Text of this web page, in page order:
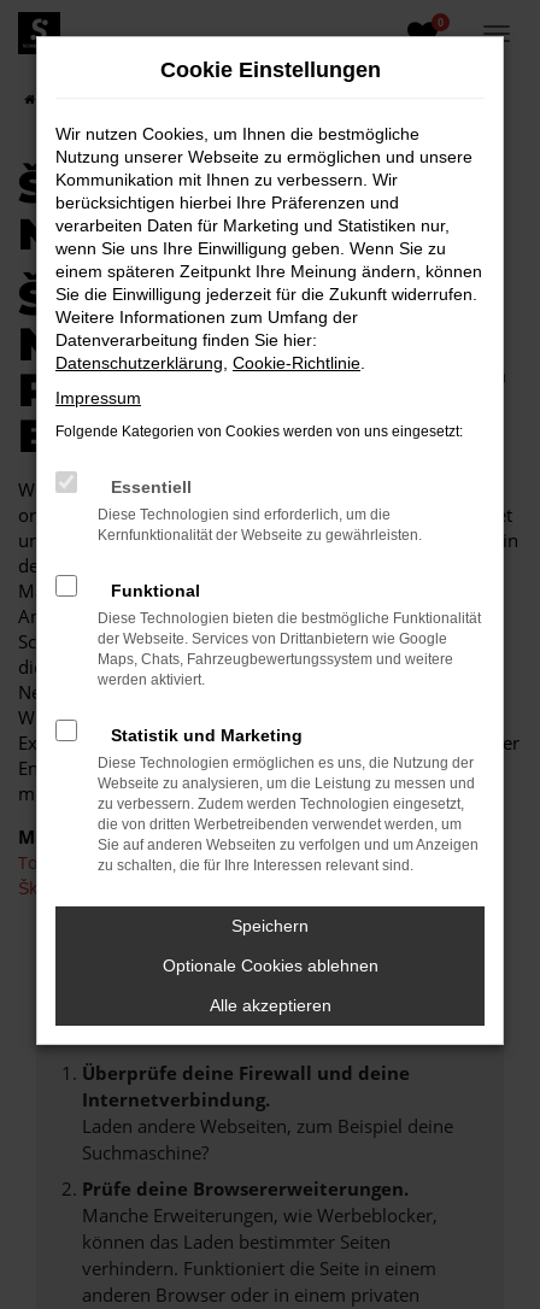
Zum
Hauptinhalt
0
ŠKODA SCALA
NEUWAGEN
ŠKODA SCALA
NEUWAGEN –
PREMIUMQUALITÄT
ERWARTET SIE
Wer sich beim Autokauf ausschließlich an der Qualität
orientiert und keine Kompromisse eingehen möchte, landet
unweigerlich bei einem Škoda Scala Neuwagen. Vor allem in
der aktuellen Modellgeneration setzt dieses Fahrzeug
Maßstäbe und untermauert eindrucksvoll den enormen
Anspruch seines Herstellers. Bei uns gilt, dass jeder Škoda
Scala Neuwagen individuell zusammengestellt wird. Zu
diesem Zweck nutzen Sie gerne unseren Škoda Scala
Neuwagen Konfigurator und entscheiden sie nach eigenen
Wünschen, welche Lackfarbe, welcher Motor und welche
Extras vorhanden sein sollten. Gerne stehen wir Ihnen in der
Entscheidungsphase mit Rat und Tat zur Seite und bringen
mehr als 30 Jahre Erfahrung als Familienbetrieb mit ein.
Marken
Toyota
Škoda
FEHLER: NETWORK ERROR
Beim Laden ist ein Fehler aufgetreten.
Hier sind ein paar Tipps, die dir helfen können:
Überprüfe deine Firewall und deine
Internetverbindung.
Laden andere Webseiten, zum Beispiel deine
Suchmaschine?
Prüfe deine Browsererweiterungen.
Manche Erweiterungen, wie Werbeblocker,
können das Laden bestimmter Seiten
verhindern. Funktioniert die Seite in einem
anderen Browser oder in einem privaten
Cookie Einstellungen
Wir nutzen Cookies, um Ihnen die bestmögliche
Nutzung unserer Webseite zu ermöglichen und unsere
Kommunikation mit Ihnen zu verbessern. Wir
berücksichtigen hierbei Ihre Präferenzen und
verarbeiten Daten für Marketing und Statistiken nur,
wenn Sie uns Ihre Einwilligung geben. Wenn Sie zu
einem späteren Zeitpunkt Ihre Meinung ändern, können
Sie die Einwilligung jederzeit für die Zukunft widerrufen.
Weitere Informationen zum Umfang der
Datenverarbeitung finden Sie hier:
Datenschutzerklärung Cookie-Richtlinie
Impressum
Folgende Kategorien von Cookies werden von uns eingesetzt:
Essentiell
Diese Technologien sind erforderlich, um die
Kernfunktionalität der Webseite zu gewährleisten.
Funktional
Diese Technologien bieten die bestmögliche Funktionalität
der Webseite. Services von Drittanbietern wie Google
Maps, Chats, Fahrzeugbewertungssystem und weitere
werden aktiviert.
Statistik und Marketing
Diese Technologien ermöglichen es uns, die Nutzung der
Webseite zu analysieren, um die Leistung zu messen und
zu verbessern. Zudem werden Technologien eingesetzt,
die von dritten Werbetreibenden verwendet werden, um
Sie auf anderen Webseiten zu verfolgen und um Anzeigen
zu schalten, die für Ihre Interessen relevant sind.
Speichern
Optionale Cookies ablehnen
Alle akzeptieren